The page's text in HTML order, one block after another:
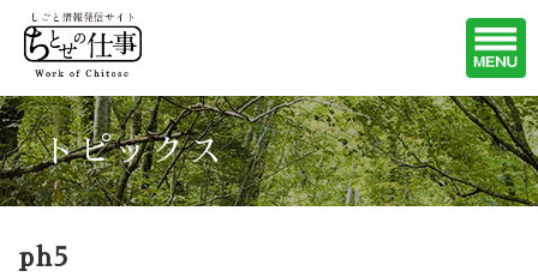
トピックス
ph5